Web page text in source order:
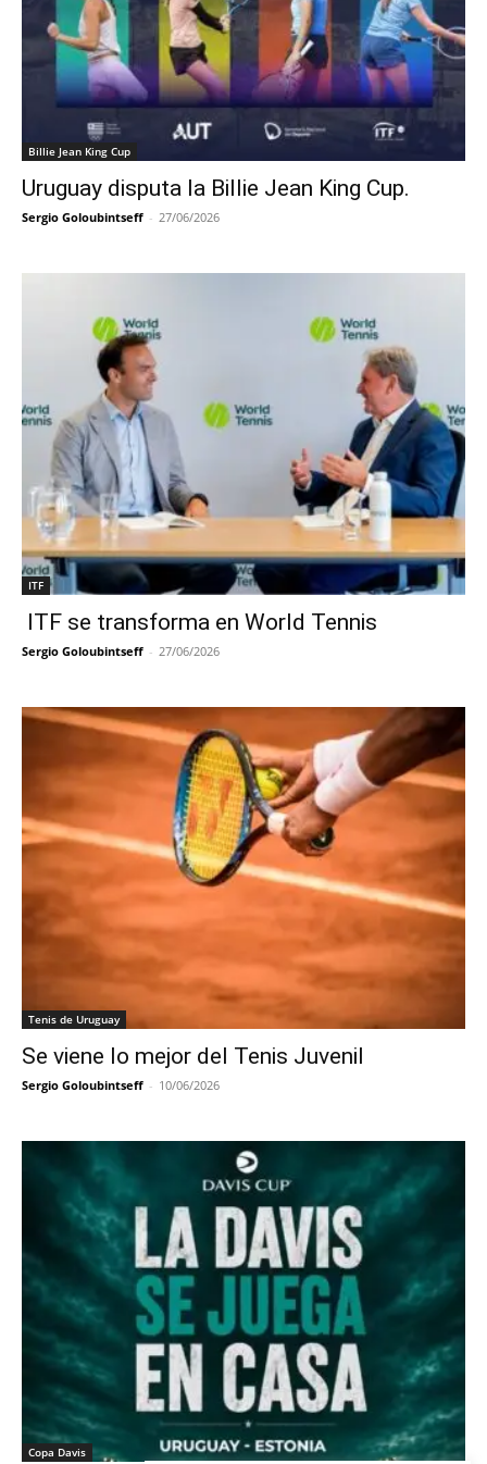
Billie Jean King Cup
Uruguay disputa la Billie Jean King Cup.
Sergio Goloubintseff - 27/06/2026
ITF
ITF se transforma en World Tennis
Sergio Goloubintseff - 27/06/2026
Tenis de Uruguay
Se viene lo mejor del Tenis Juvenil
Sergio Goloubintseff - 10/06/2026
Copa Davis